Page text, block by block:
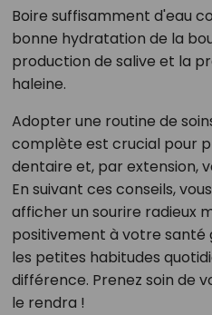
Boire suffisamment d'eau
bonne hydratation de la
production de salive et la
haleine.
Adopter une routine de
complète est crucial pour
dentaire et, par extension,
En suivant ces conseils,
afficher un sourire radieux
positivement à votre santé
les petites habitudes
différence. Prenez soin de
le rendra !